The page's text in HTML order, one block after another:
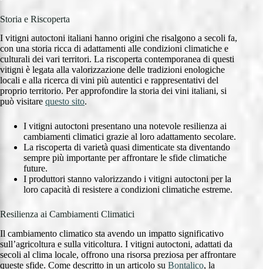
Storia e Riscoperta
I vitigni autoctoni italiani hanno origini che risalgono a secoli fa,
con una storia ricca di adattamenti alle condizioni climatiche e
culturali dei vari territori. La riscoperta contemporanea di questi
vitigni è legata alla valorizzazione delle tradizioni enologiche
locali e alla ricerca di vini più autentici e rappresentativi del
proprio territorio. Per approfondire la storia dei vini italiani, si
può visitare questo sito.
I vitigni autoctoni presentano una notevole resilienza ai
cambiamenti climatici grazie al loro adattamento secolare.
La riscoperta di varietà quasi dimenticate sta diventando
sempre più importante per affrontare le sfide climatiche
future.
I produttori stanno valorizzando i vitigni autoctoni per la
loro capacità di resistere a condizioni climatiche estreme.
Resilienza ai Cambiamenti Climatici
Il cambiamento climatico sta avendo un impatto significativo
sull’agricoltura e sulla viticoltura. I vitigni autoctoni, adattati da
secoli al clima locale, offrono una risorsa preziosa per affrontare
queste sfide. Come descritto in un articolo su Bontalico, la